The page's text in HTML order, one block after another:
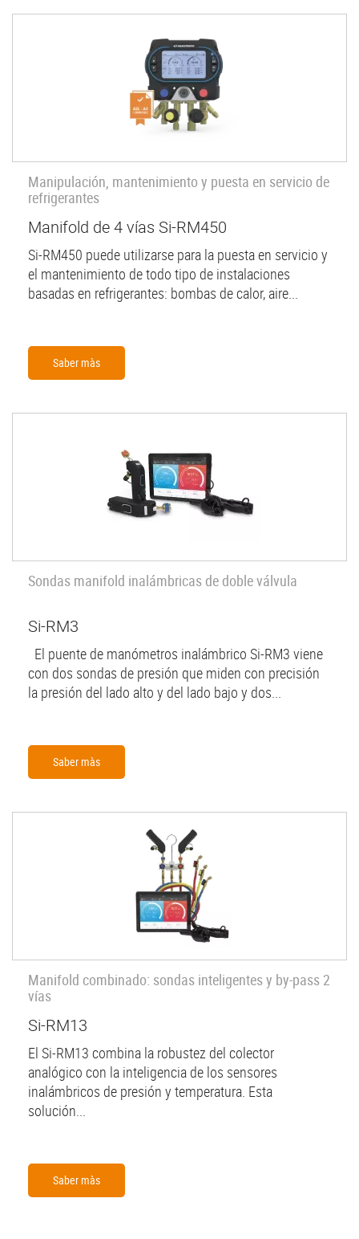
Manipulación, mantenimiento y puesta en servicio de
refrigerantes
Manifold de 4 vías Si-RM450
Si-RM450 puede utilizarse para la puesta en servicio y
el mantenimiento de todo tipo de instalaciones
basadas en refrigerantes: bombas de calor, aire...
Saber màs
Sondas manifold inalámbricas de doble válvula
Si-RM3
El puente de manómetros inalámbrico Si-RM3 viene
con dos sondas de presión que miden con precisión
la presión del lado alto y del lado bajo y dos...
Saber màs
Manifold combinado: sondas inteligentes y by-pass 2
vías
Si-RM13
El Si-RM13 combina la robustez del colector
analógico con la inteligencia de los sensores
inalámbricos de presión y temperatura. Esta
solución...
Saber màs